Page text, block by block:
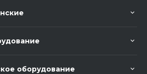
оборудование